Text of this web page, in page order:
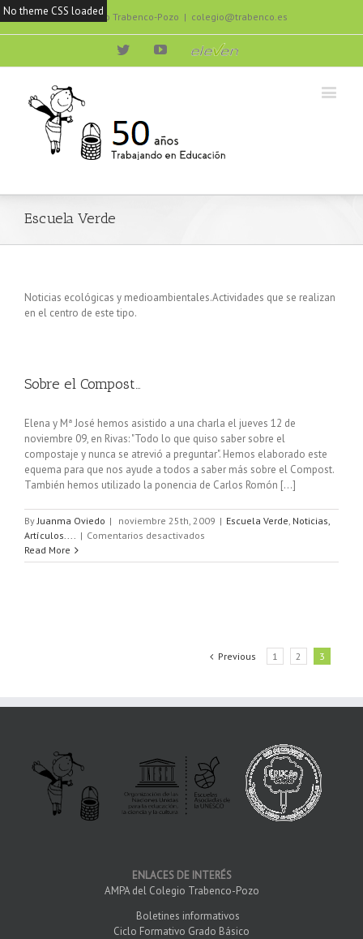
Colegio Trabenco-Pozo | colegio@trabenco.es
TwitterYoutube
eleven
Escuela Verde
Noticias ecológicas y medioambientales.Actividades que se realizan
en el centro de este tipo.
Sobre el Compost…
Elena y Mª José hemos asistido a una charla el jueves 12 de
noviembre 09, en Rivas: "Todo lo que quiso saber sobre el
compostaje y nunca se atrevió a preguntar". Hemos elaborado este
equema para que nos ayude a todos a saber más sobre el Compost.
También hemos utilizado la ponencia de Carlos Romón [...]
ByJuanma Oviedo | noviembre 25th, 2009 | Escuela Verde, Noticias,
Artículos.... | Comentarios desactivados
el
Read More
Previous 1 2 3
ENLACES DE INTERÉS
AMPA del Colegio Trabenco-Pozo
Boletines informativos
Ciclo Formativo Grado Básico
No theme CSS loaded